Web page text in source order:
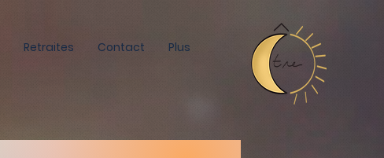
Retraites Contact Plus